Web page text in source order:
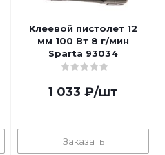
Клеевой пистолет 12
мм 100 Вт 8 г/мин
Sparta 93034
1 033 ₽/шт
Заказать